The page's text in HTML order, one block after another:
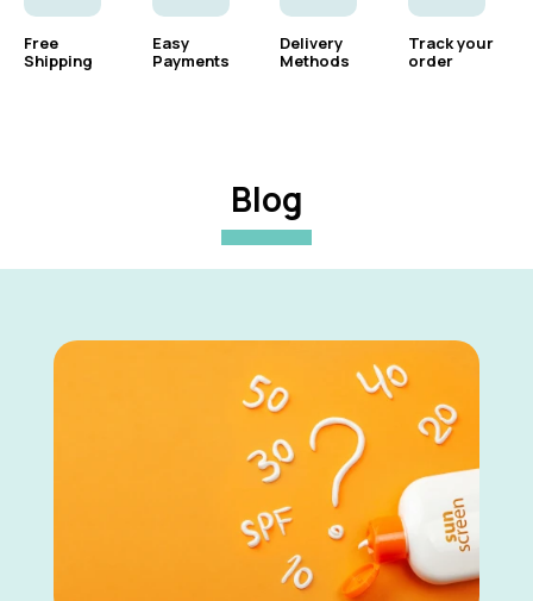
Free
Shipping
Easy
Payments
Delivery
Methods
Track your
order
Blog